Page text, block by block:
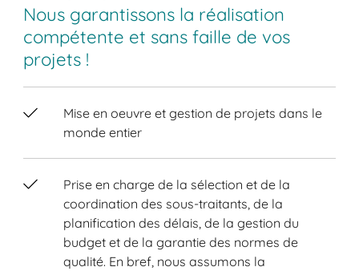
Nous garantissons la réalisation
compétente et sans faille de vos
projets !
Mise en oeuvre et gestion de projets dans le
monde entier
Prise en charge de la sélection et de la
coordination des sous-traitants, de la
planification des délais, de la gestion du
budget et de la garantie des normes de
qualité. En bref, nous assumons la